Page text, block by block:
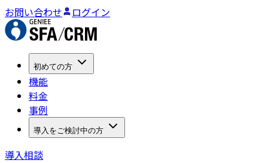
お問い合わせ ログイン
初めての方
機能
料金
事例
導入をご検討中の方
導入相談